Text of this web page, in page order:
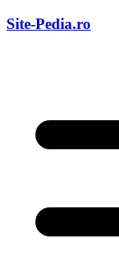
Skip
Site-Pedia.ro